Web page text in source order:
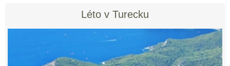
Léto v Turecku